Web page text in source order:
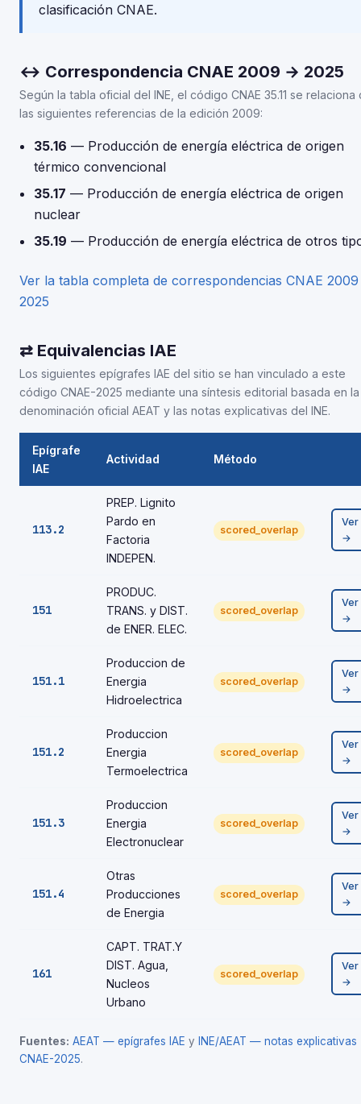
clasificación CNAE.
↔ Correspondencia CNAE 2009 → 2025
Según la tabla oficial del INE, el código CNAE 35.11 se relaciona
las siguientes referencias de la edición 2009:
35.16 — Producción de energía eléctrica de origen
térmico convencional
35.17 — Producción de energía eléctrica de origen
nuclear
35.19 — Producción de energía eléctrica de otros
Ver la tabla completa de correspondencias CNAE
2025
⇄ Equivalencias IAE
Los siguientes epígrafes IAE del sitio se han vinculado a este
código CNAE-2025 mediante una síntesis editorial basada en la
denominación oficial AEAT y las notas explicativas del INE.
Epígrafe
IAE
Actividad Método
113.2
PREP. Lignito
Pardo en
Factoria
INDEPEN.
scored_overlap
Ver
→
151
PRODUC.
TRANS. y DIST.
de ENER. ELEC.
scored_overlap
Ver
→
151.1
Produccion de
Energia
Hidroelectrica
scored_overlap
Ver
→
151.2
Produccion
Energia
Termoelectrica
scored_overlap
Ver
→
151.3
Produccion
Energia
Electronuclear
scored_overlap
Ver
→
151.4
Otras
Producciones
de Energia
scored_overlap
Ver
→
161
CAPT. TRAT.Y
DIST. Agua,
Nucleos
Urbano
scored_overlap
Ver
→
Fuentes: AEAT — epígrafes IAE y
INE/AEAT — notas explicativas
CNAE-2025.